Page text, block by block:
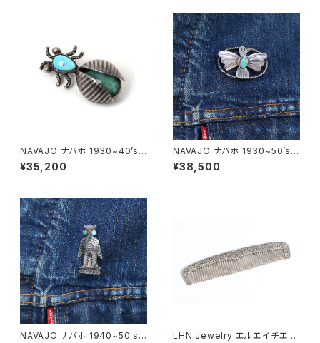
NAVAJO ナバホ 1930~40’s
Vintage Navajo Bug Silver
Pins ヴィンテージ バグターコイ
¥35,200
NAVAJO ナバホ 1930~50’s V
intage Thunderbird Silver
Pins ヴィンテージ サンダーバ
¥38,500
NAVAJO ナバホ 1940~50's
LHN Jewelry エルエイチエヌ